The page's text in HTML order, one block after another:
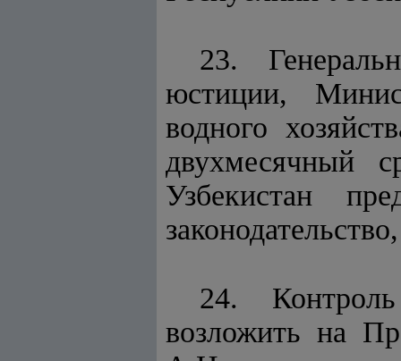
23.
юстиции,
водного
двухмесячный
Узбекистан
24.
возложить на